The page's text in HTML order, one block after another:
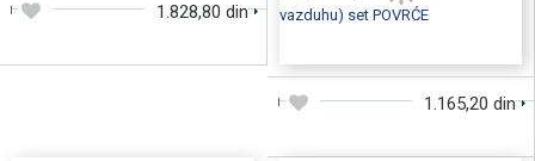
1.828,80 din
1.165,20 din